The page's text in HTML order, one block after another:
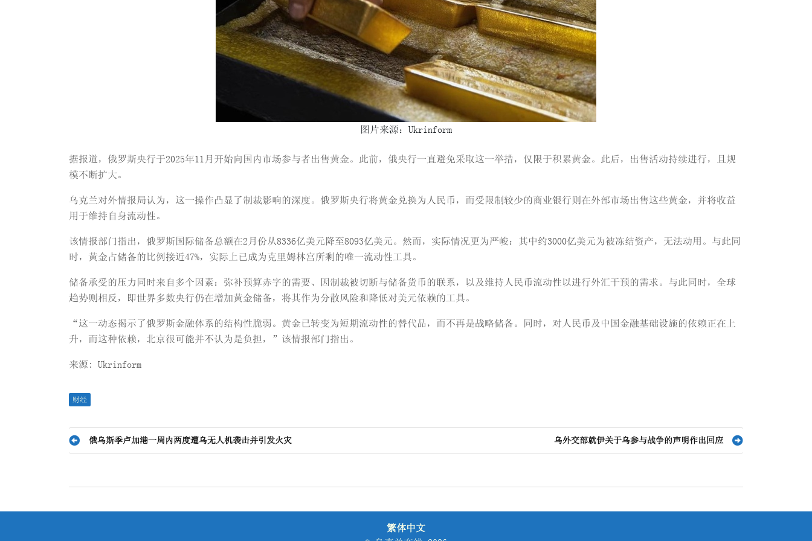
图片来源：Ukrinform
据报道，俄罗斯央行于2025年11月开始向国内市场参与者出售黄金。此前，俄央行一直避免采取这一举措，仅限于积累黄金。此后，出售活动持续进行，且规
模不断扩大。
乌克兰对外情报局认为，这一操作凸显了制裁影响的深度。俄罗斯央行将黄金兑换为人民币，而受限制较少的商业银行则在外部市场出售这些黄金，并将收益
用于维持自身流动性。
该情报部门指出，俄罗斯国际储备总额在2月份从8336亿美元降至8093亿美元。然而，实际情况更为严峻：其中约3000亿美元为被冻结资产，无法动用。与此同
时，黄金占储备的比例接近47%，实际上已成为克里姆林宫所剩的唯一流动性工具。
储备承受的压力同时来自多个因素：弥补预算赤字的需要、因制裁被切断与储备货币的联系，以及维持人民币流动性以进行外汇干预的需求。与此同时，全球
趋势则相反，即世界多数央行仍在增加黄金储备，将其作为分散风险和降低对美元依赖的工具。
“这一动态揭示了俄罗斯金融体系的结构性脆弱。黄金已转变为短期流动性的替代品，而不再是战略储备。同时，对人民币及中国金融基础设施的依赖正在上
升，而这种依赖，北京很可能并不认为是负担，”该情报部门指出。
来源: Ukrinform
财经
文
导
航
俄乌斯季卢加港一周内两度遭乌无人机袭击并引发火灾 乌外交部就伊关于乌参与战争的声明作出回应
繁体中文